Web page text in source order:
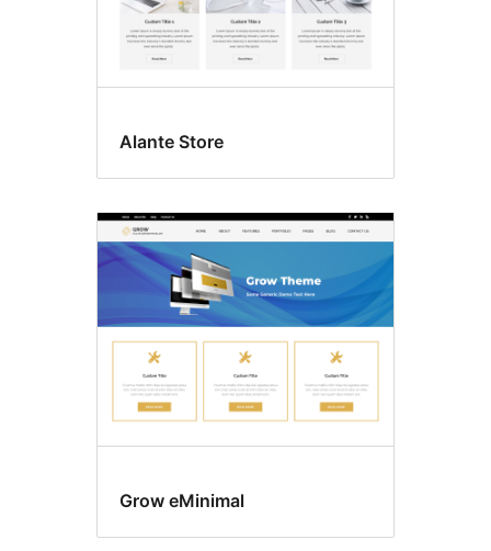
Alante Store
Grow eMinimal